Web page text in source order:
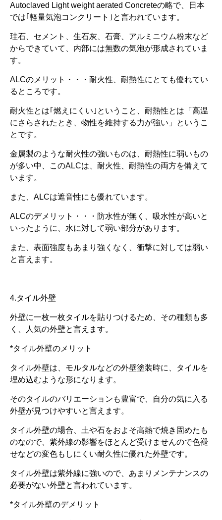
Autoclaved Light weight aerated Concreteの略で、日本
では｢軽量気泡コンクリート｣と言われています。
珪石、セメント、生石灰、石膏、アルミニウム粉末など
からできていて、内部には無数の気泡が形成されていま
す。
ALCのメリット・・・耐火性、耐熱性にとても優れてい
るところです。
耐火性とは｢燃えにくい｣ということ、耐熱性とは「高温
にさらされたとき、物性を維持する力が強い」というこ
とです。
金属製のような耐火性の強いものは、耐熱性に弱いもの
が多い中、このALCは、耐火性、耐熱性の両方を備えて
います。
また、ALCは遮音性にも優れています。
ALCのデメリット・・・防水性が無く、吸水性が高いと
いったように、水に対して弱い部分があります。
また、表面強度もあまり強くなく、衝撃に対しては弱い
と言えます。
4.タイル外壁
外壁に一枚一枚タイルを貼りつけるため、その種類も多
く、人気の外壁と言えます。
*タイル外壁のメリット
タイル外壁は、モルタルなどの外壁塗装時に、タイルを
埋め込むような形になります。
そのタイルのバリエーションも豊富で、自分の気に入る
外壁が見つけやすいと言えます。
タイル外壁の場合、土や石をおよそ高熱で焼き固めたも
のなので、紫外線の影響をほとんど受けませんので色褪
せなどの変色もしにくい耐久性に優れた外壁です。
タイル外壁は紫外線に強いので、あまりメンテナンスの
必要がない外壁と言われています。
*タイル外壁のデメリット